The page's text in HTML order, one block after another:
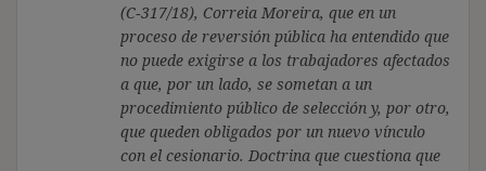
(C‑317/18), Correia Moreira, que en un
proceso de reversión pública ha entendido que
no puede exigirse a los trabajadores afectados
a que, por un lado, se sometan a un
procedimiento público de selección y, por otro,
que queden obligados por un nuevo vínculo
con el cesionario. Doctrina que cuestiona que